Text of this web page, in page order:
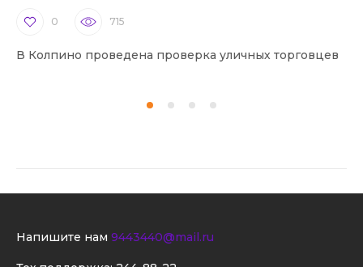
0 715
В Колпино проведена проверка уличных торговцев
Напишите нам 9443440@mail.ru